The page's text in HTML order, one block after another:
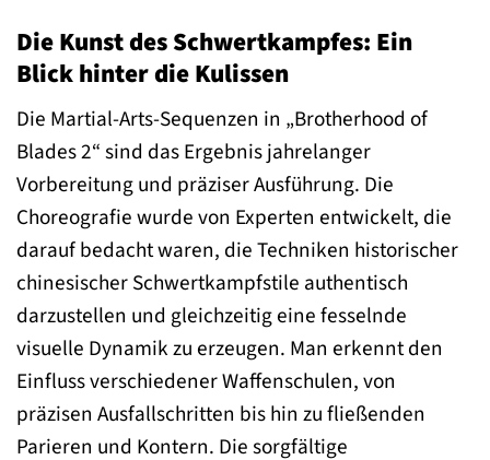
Die Kunst des Schwertkampfes: Ein
Blick hinter die Kulissen
Die Martial-Arts-Sequenzen in „Brotherhood of
Blades 2“ sind das Ergebnis jahrelanger
Vorbereitung und präziser Ausführung. Die
Choreografie wurde von Experten entwickelt, die
darauf bedacht waren, die Techniken historischer
chinesischer Schwertkampfstile authentisch
darzustellen und gleichzeitig eine fesselnde
visuelle Dynamik zu erzeugen. Man erkennt den
Einfluss verschiedener Waffenschulen, von
präzisen Ausfallschritten bis hin zu fließenden
Parieren und Kontern. Die sorgfältige